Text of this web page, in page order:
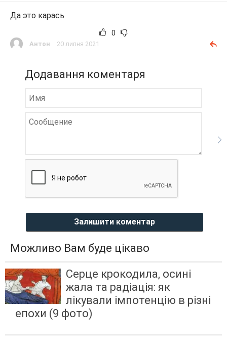
Да это карась
0
Антон 20 липня 2021
Додавання коментаря
Залишити коментар
Можливо Вам буде цікаво
Серце крокодила, осині
жала та радіація: як
лікували імпотенцію в різні
епохи (9 фото)